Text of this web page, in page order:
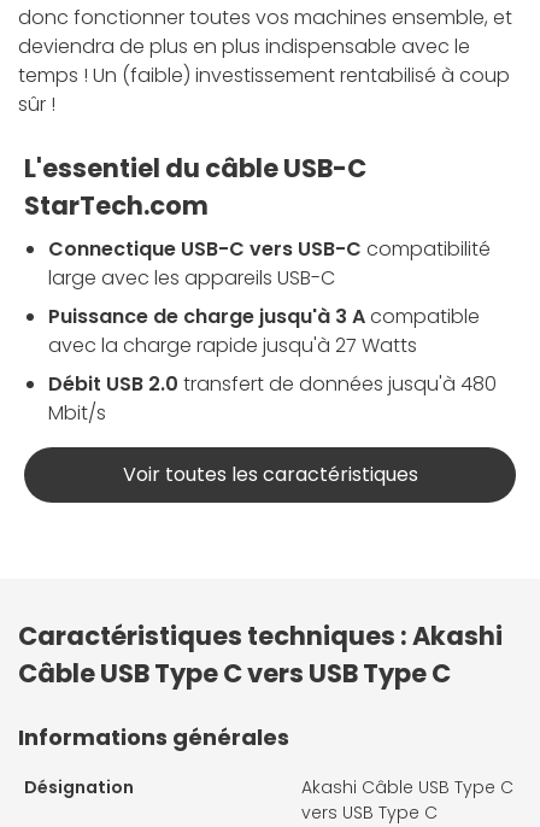
donc fonctionner toutes vos machines ensemble, et
deviendra de plus en plus indispensable avec le
temps ! Un (faible) investissement rentabilisé à coup
sûr !
L'essentiel du câble USB-C
StarTech.com
Connectique USB-C vers USB-C compatibilité
large avec les appareils USB-C
Puissance de charge jusqu'à 3 Acompatible
avec la charge rapide jusqu'à 27 Watts
Débit USB 2.0 transfert de données jusqu'à 480
Mbit/s
Voir toutes les caractéristiques
Caractéristiques techniques : Akashi
Câble USB Type C vers USB Type C
Informations générales
Désignation
Akashi Câble USB Type C
vers USB Type C